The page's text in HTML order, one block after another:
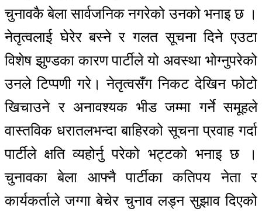
चुनावकै बेला सार्वजनिक नगरेको उनको भनाइ छ ।
नेतृत्वलाई घेरेर बस्ने र गलत सूचना दिने एउटा
विशेष झुण्डका कारण पार्टीले यो अवस्था भोग्नुपरेको
उनले टिप्पणी गरे। नेतृत्वसँग निकट देखिन फोटो
खिचाउने र अनावश्यक भीड जम्मा गर्ने समूहले
वास्तविक धरातलभन्दा बाहिरको सूचना प्रवाह गर्दा
पार्टीले क्षति व्यहोर्नु परेको भट्टको भनाइ छ ।
चुनावका बेला आफ्नै पार्टीका कतिपय नेता र
कार्यकर्ताले जग्गा बेचेर चुनाव लड्न सुझाव दिएको